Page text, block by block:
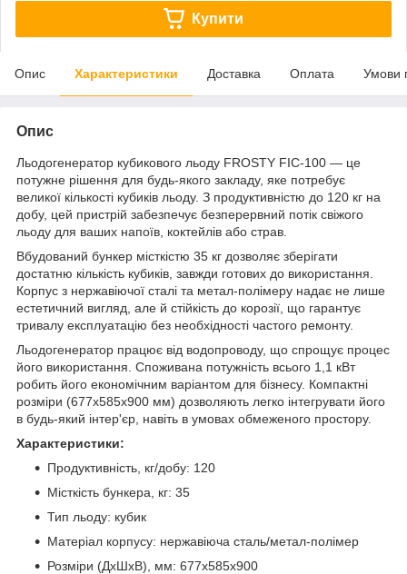
Купити
Опис Характеристики Доставка Оплата Умови
Опис
Льодогенератор кубикового льоду FROSTY FIC-100 — це
потужне рішення для будь-якого закладу, яке потребує
великої кількості кубиків льоду. З продуктивністю до 120 кг на
добу, цей пристрій забезпечує безперервний потік свіжого
льоду для ваших напоїв, коктейлів або страв.
Вбудований бункер місткістю 35 кг дозволяє зберігати
достатню кількість кубиків, завжди готових до використання.
Корпус з нержавіючої сталі та метал-полімеру надає не лише
естетичний вигляд, але й стійкість до корозії, що гарантує
тривалу експлуатацію без необхідності частого ремонту.
Льодогенератор працює від водопроводу, що спрощує процес
його використання. Споживана потужність всього 1,1 кВт
робить його економічним варіантом для бізнесу. Компактні
розміри (677x585x900 мм) дозволяють легко інтегрувати його
в будь-який інтер'єр, навіть в умовах обмеженого простору.
Характеристики:
Продуктивність, кг/добу: 120
Місткість бункера, кг: 35
Тип льоду: кубик
Матеріал корпусу: нержавіюча сталь/метал-полімер
Розміри (ДхШхВ), мм: 677x585x900